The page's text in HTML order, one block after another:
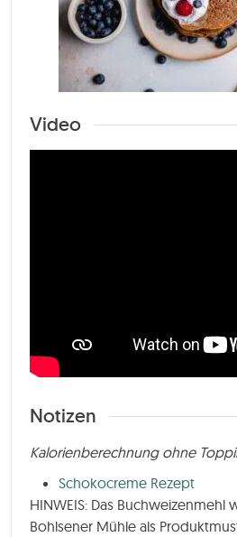
Video
Notizen
Kalorienberechnung ohne
Schokocreme Rezept
HINWEIS: Das
Bohlsener Mühle als